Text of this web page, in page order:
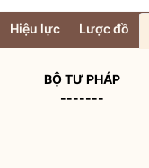
Hiệu lực Lược đồ
BỘ TƯ PHÁP
-------